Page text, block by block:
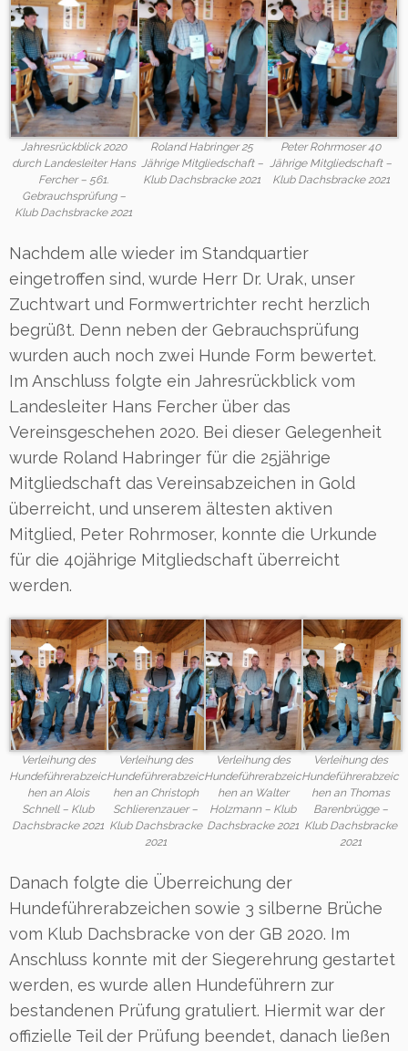
Jahresrückblick 2020
durch Landesleiter Hans
Fercher – 561.
Gebrauchsprüfung –
Klub Dachsbracke 2021
Roland Habringer 25
Jährige Mitgliedschaft –
Klub Dachsbracke 2021
Peter Rohrmoser 40
Jährige Mitgliedschaft –
Klub Dachsbracke 2021
Nachdem alle wieder im Standquartier
eingetroffen sind, wurde Herr Dr. Urak, unser
Zuchtwart und Formwertrichter recht herzlich
begrüßt. Denn neben der Gebrauchsprüfung
wurden auch noch zwei Hunde Form bewertet.
Im Anschluss folgte ein Jahresrückblick vom
Landesleiter Hans Fercher über das
Vereinsgeschehen 2020. Bei dieser Gelegenheit
wurde Roland Habringer für die 25jährige
Mitgliedschaft das Vereinsabzeichen in Gold
überreicht, und unserem ältesten aktiven
Mitglied, Peter Rohrmoser, konnte die Urkunde
für die 40jährige Mitgliedschaft überreicht
werden.
Verleihung des
Hundeführerabzeic
hen an Alois
Schnell – Klub
Dachsbracke 2021
Verleihung des
Hundeführerabzeic
hen an Christoph
Schlierenzauer –
Klub Dachsbracke
2021
Verleihung des
Hundeführerabzeic
hen an Walter
Holzmann – Klub
Dachsbracke 2021
Verleihung des
Hundeführerabzeic
hen an Thomas
Barenbrügge –
Klub Dachsbracke
2021
Danach folgte die Überreichung der
Hundeführerabzeichen sowie 3 silberne Brüche
vom Klub Dachsbracke von der GB 2020. Im
Anschluss konnte mit der Siegerehrung gestartet
werden, es wurde allen Hundeführern zur
bestandenen Prüfung gratuliert. Hiermit war der
offizielle Teil der Prüfung beendet, danach ließen